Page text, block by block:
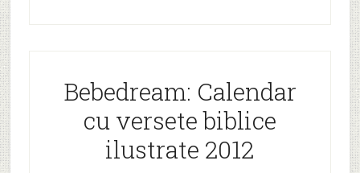
Bebedream: Calendar
cu versete biblice
ilustrate 2012